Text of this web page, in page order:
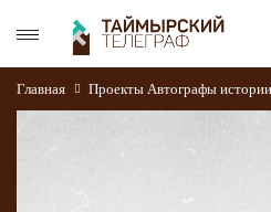
Главная Проекты Автографы истории